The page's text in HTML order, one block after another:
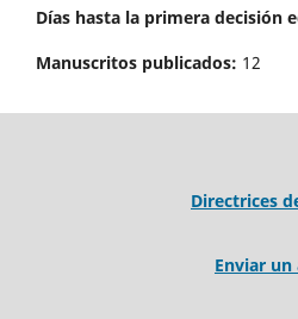
Días hasta la primera decisión
Manuscritos publicados: 12
Directrices
Enviar